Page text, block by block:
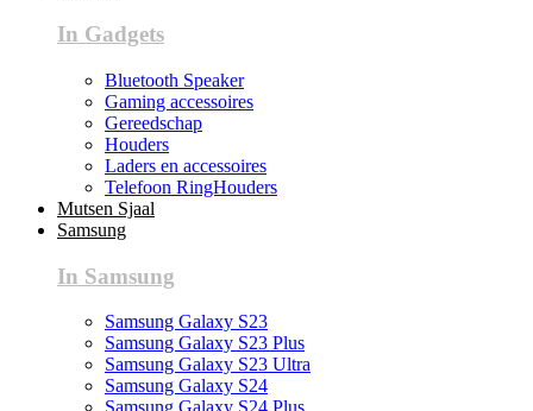
In Gadgets
Bluetooth Speaker
Gaming accessoires
Gereedschap
Houders
Laders en accessoires
Telefoon RingHouders
Mutsen Sjaal
Samsung
In Samsung
Samsung Galaxy S23
Samsung Galaxy S23 Plus
Samsung Galaxy S23 Ultra
Samsung Galaxy S24